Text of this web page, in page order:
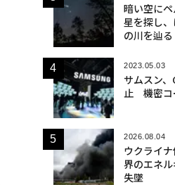
暗い空に
星を探し
の川を辿
2023.05.03
サムスン
止 機密コ
2026.08.04
ウクライ
界のエネ
失墜